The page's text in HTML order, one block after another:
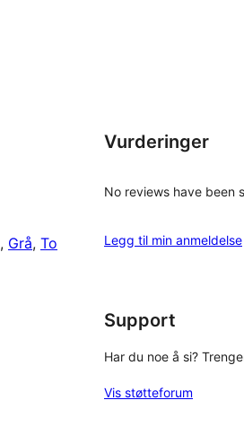
, Grå, To
Vurderinger
No reviews have been
Legg til min anmeldelse
Support
Har du noe å si?
Vis støtteforum